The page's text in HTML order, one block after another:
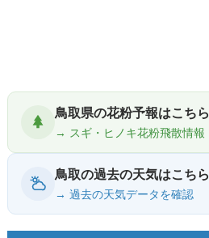
鳥取県の花粉予報はこちら
→ スギ・ヒノキ花粉飛散情報
鳥取の過去の天気はこちら
→ 過去の天気データを確認